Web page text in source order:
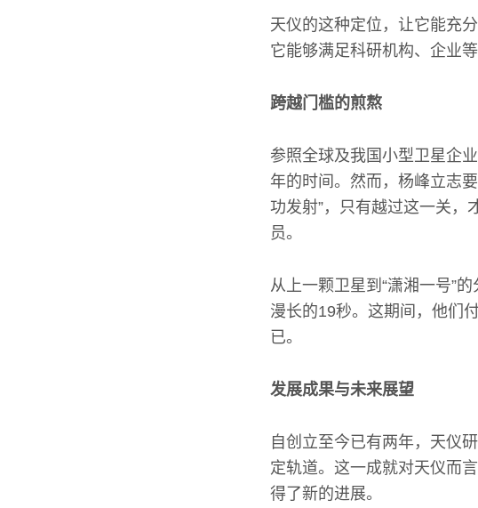
天仪的这种定位，让它能充
它能够满足科研机构、企业
跨越门槛的煎熬
参照全球及我国小型卫星企
年的时间。然而，杨峰立志
功发射”，只有越过这一关
员。
从上一颗卫星到“潇湘一号”
漫长的19秒。这期间，他们
已。
发展成果与未来展望
自创立至今已有两年，天仪
定轨道。这一成就对天仪而
得了新的进展。